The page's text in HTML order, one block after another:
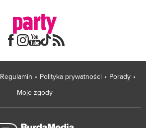
Regulamin Polityka prywatności
Porady
Moje zgody